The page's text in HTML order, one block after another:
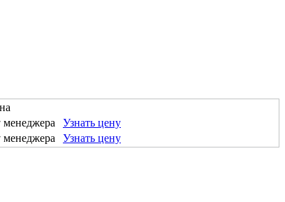
менеджера
Узнать цену
менеджера Узнать цену